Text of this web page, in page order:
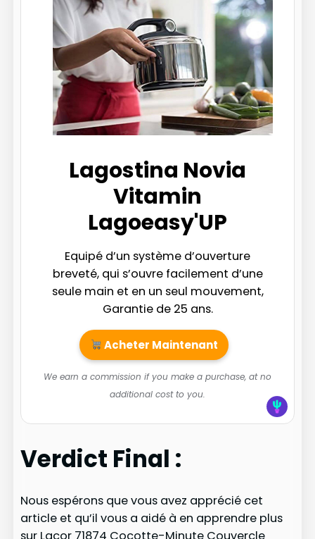
Lagostina Novia
Vitamin
Lagoeasy'UP
Equipé d’un système d’ouverture
breveté, qui s’ouvre facilement d’une
seule main et en un seul mouvement,
Garantie de 25 ans.
Acheter Maintenant
We earn a commission if you make a purchase, at no
additional cost to you.
Verdict Final :
Nous espérons que vous avez apprécié cet
article et qu’il vous a aidé à en apprendre plus
sur Lacor 71874 Cocotte-Minute Couvercle